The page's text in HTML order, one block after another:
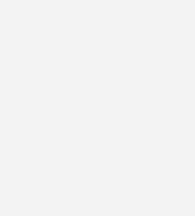
, Klima- und